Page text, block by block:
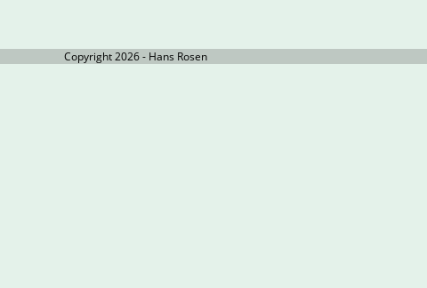
Copyright 2026 - Hans Rosen